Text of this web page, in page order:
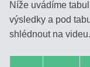
Níže uvádíme
výsledky a pod
shlédnout na videu.
OBCHODNÍ
PODMÍNKY
SLEDOVÁNÍ